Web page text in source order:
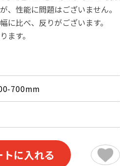
、性能に問題はございません。
比べ、反りがございます。
ます。
700mm
トに入れる